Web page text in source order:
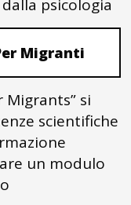
psicologia
Migranti
Migrants” si
scientifiche
un modulo